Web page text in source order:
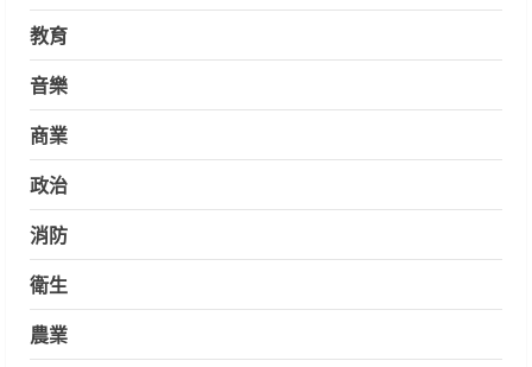
教育
音樂
商業
政治
消防
衛生
農業